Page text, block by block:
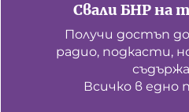
Свали БНР на
Получи достъп
радио, подкасти,
Всичко в едно